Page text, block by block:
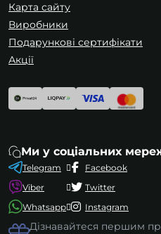
Карта сайту
Виробники
Подарункові сертифікати
Акції
Ми у соціальних
Telegram
Viber
Whatsapp
Facebook
Twitter
Instagram
Дізнавайтеся першим